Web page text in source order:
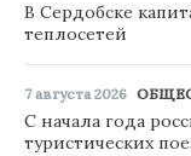
В Сердобске
теплосетей
7 августа 2026
С начала года
туристических